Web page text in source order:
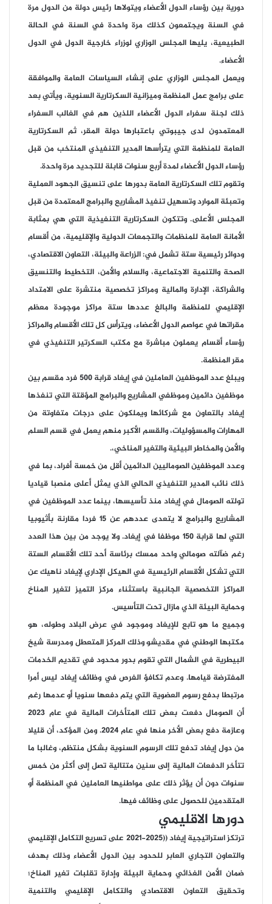
دورية بين رؤساء الدول الأعضاء ويتولاها رئيس دولة من الدول مرة
في السنة ويجتمعون كذلك مرة واحدة في السنة في الحالة
الطبيعية، يليها المجلس الوزاري لوزراء خارجية الدول في الدول
الأعضاء.
ويعمل المجلس الوزاري على إنشاء السياسات العامة والموافقة
على برامج عمل المنظمة وميزانية السكرتارية السنوية، ويأتي بعد
ذلك لجنة سفراء الدول الأعضاء اللذين هم في الغالب السفراء
المعتمدون لدى جيبوتي باعتبارها دولة المقر، ثم السكرتارية
العامة للمنظمة التي يترأسها المدير التنفيذي المنتخب من قبل
رؤساء الدول الأعضاء لمدة أربع سنوات قابلة للتجديد مرة واحدة.
وتقوم تلك السكرتارية العامة بدورها على تنسيق الجهود العملية
وتعبئة الموارد وتسهيل تنفيذ المشاريع والبرامج المعتمدة من قبل
المجلس الأعلى. وتتكون السكرتارية التنفيذية التي هي بمثابة
الأمانة العامة للمنظمات والتجمعات الدولية والإقليمية، من أقسام
ودوائر رئيسية ستة تشمل في: الزراعة والبيئة، التعاون الاقتصادي،
الصحة والتنمية الاجتماعية، والسلام والأمن، التخطيط والتنسيق
والشراكة، الإدارة والمالية ومراكز تخصصية منتشرة على الامتداد
الإقليمي للمنظمة والبالغ عددها ستة مراكز موجودة معظم
مقراتها في عواصم الدول الأعضاء، ويترأس كل تلك الأقسام والمراكز
رؤساء أقسام يعملون مباشرة مع مكتب السكرتير التنفيذي في
مقر المنظمة.
ويبلغ عدد الموظفين العاملين في إيغاد قرابة 500 فرد مقسم بين
موظفين دائمين وموظفي المشاريع والبرامج المؤقتة التي تنفذها
إيغاد بالتعاون مع شركائها ويملكون على درجات متفاوتة من
المهارات والمسؤوليات، والقسم الأكبر منهم يعمل في قسم السلم
والأمن والمخاطر البيئية والتغير المناخي،.
وعدد الموظفين الصوماليين الدائمين أقل من خمسة أفراد، بما في
ذلك نائب المدير التنفيذي الحالي الذي يمثل أعلى منصبا قياديا
تولته الصومال في إيغاد منذ تأسيسها، بينما عدد الموظفين في
المشاريع والبرامج لا يتعدى عددهم عن 15 فردا مقارنة بأثيوبيا
التي لها قرابة 150 موظفا في إيغاد. ولا يوجد من بين هذا العدد
رغم ضآلته صومالي واحد ممسك برئاسة أحد تلك الأقسام الستة
التي تشكل الأقسام الرئيسية في الهيكل الإداري لإيغاد ناهيك عن
المراكز التخصصية الجانبية باستثناء مركز التميز لتغير المناخ
وحماية البيئة الذي مازال تحت التأسيس.
وجميع ما هو تابع للإيغاد وموجود في عرض البلاد وطوله، هو
مكتبها الوطني في مقديشو وذلك المركز المتعطل ومدرسة شيخ
البيطرية في الشمال التي تقوم بدور محدود في تقديم الخدمات
المفترضة قيامها. وعدم تكافؤ الفرص في وظائف إيغاد ليس أمرا
مرتبطا بدفع رسوم العضوية التي يتم دفعها سنويا أو عدمها رغم
أن الصومال دفعت بعض تلك المتأخرات المالية في عام 2023
وعازمة دفع بعض الأخر منها في عام 2024. ومن المؤكد، أن قليلا
من دول إيغاد تدفع تلك الرسوم السنوية بشكل منتظم، وغالبا ما
تتأخر الدفعات المالية إلى سنين متتالية تصل إلى أكثر من خمس
سنوات دون أن يؤثر ذلك على مواطنيها العاملين في المنظمة أو
المتقدمين للحصول على وظائف فيها.
دورها الاقليمي
ترتكز استراتيجية إيغاد ((2025-2021 على تسريع التكامل الإقليمي
والتعاون التجاري العابر للحدود بين الدول الأعضاء وذلك بهدف
ضمان الأمن الغذائي وحماية البيئة وإدارة تقلبات تغير المناخ؛
وتحقيق التعاون الاقتصادي والتكامل الإقليمي والتنمية